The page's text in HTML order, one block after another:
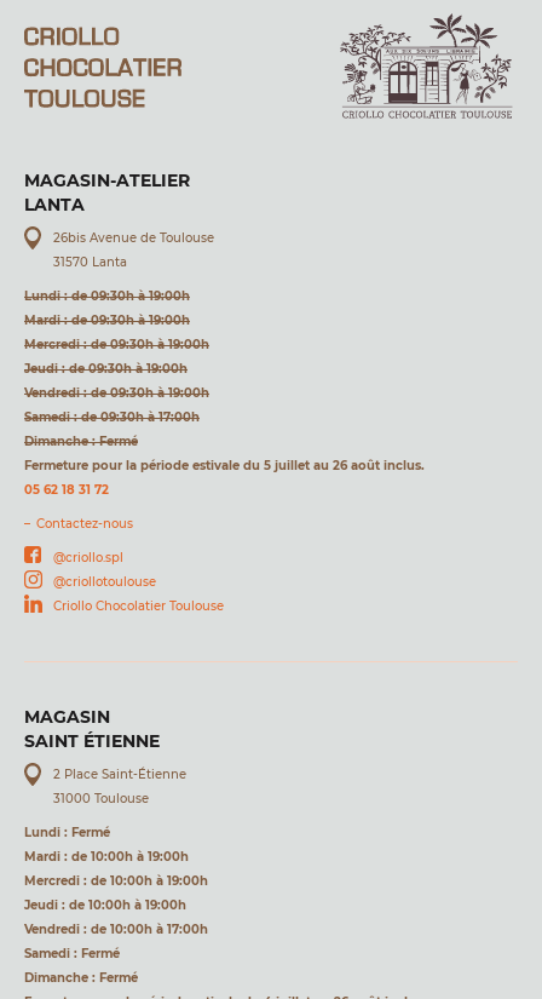
MAGASIN-ATELIER
LANTA
26bis Avenue de Toulouse
31570 Lanta
Lundi : de 09:30h à 19:00h
Mardi : de 09:30h à 19:00h
Mercredi : de 09:30h à 19:00h
Jeudi : de 09:30h à 19:00h
Vendredi : de 09:30h à 19:00h
Samedi : de 09:30h à 17:00h
Dimanche : Fermé
Fermeture pour la période estivale du 5 juillet au 26 août inclus.
05 62 18 31 72
Contactez-nous
@criollo.spl
@criollotoulouse
Criollo Chocolatier Toulouse
MAGASIN
SAINT ÉTIENNE
2 Place Saint-Étienne
31000 Toulouse
Lundi : Fermé
Mardi : de 10:00h à 19:00h
Mercredi : de 10:00h à 19:00h
Jeudi : de 10:00h à 19:00h
Vendredi : de 10:00h à 17:00h
Samedi : Fermé
Dimanche : Fermé